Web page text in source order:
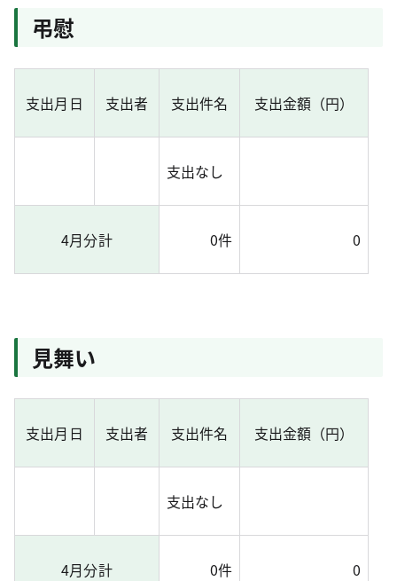
弔慰
支出月日 支出者 支出件名 支出金額（円）
支出なし
4月分計 0件 0
見舞い
支出月日 支出者 支出件名 支出金額（円）
支出なし
4月分計 0件 0